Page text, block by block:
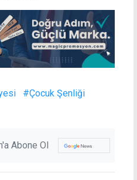
#Çocuk Şenliği
Abone Ol